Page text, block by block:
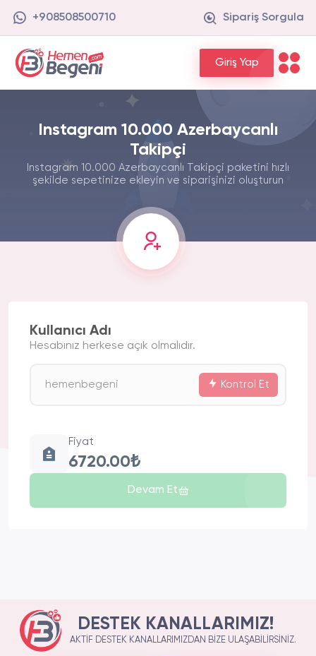
+908508500710 Sipariş Sorgula
Giriş Yap
Instagram 10.000 Azerbaycanlı
Takipçi
Instagram 10.000 Azerbaycanlı Takipçi paketini hızlı
şekilde sepetinize ekleyin ve siparişinizi oluşturun
Kullanıcı Adı
Hesabınız herkese açık olmalıdır.
Kontrol Et
Fiyat
6720.00₺
Devam Et
DESTEK KANALLARIMIZ!
AKTIF DESTEK KANALLARIMIZDAN BIZE ULAŞABILIRSINIZ.